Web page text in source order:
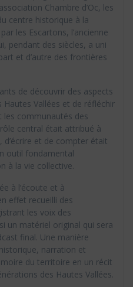
Chambre d’Oc, les
centre historique à la
les Escartons, l’ancienne
pendant des siècles, a uni
et d’autre des frontières
de découvrir des aspects
Hautes Vallées et de réfléchir
les communautés des
central était attribué à
d’écrire et de compter était
outil fondamental
à la vie collective.
à l’écoute et à
effet recueilli des
les voix des
un matériel original qui sera
final. Une manière
narration et
du territoire en un récit
des Hautes Vallées.